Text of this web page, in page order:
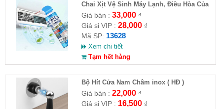
Chai Xịt Vệ Sinh Máy Lạnh, Điều Hòa Của
Nhật (Chai 520ml)
Giá bán : 33,000₫
Giá sỉ VIP : 28,000₫
Mã SP: 13628
Xem chi tiết
Tạm hết hàng
Bộ Hít Cửa Nam Châm inox ( HĐ )
Giá bán : 22,000₫
Giá sỉ VIP : 16,500₫